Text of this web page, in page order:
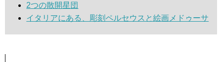
2つの散開星団
イタリアにある、彫刻ペルセウスと絵画メドゥーサ